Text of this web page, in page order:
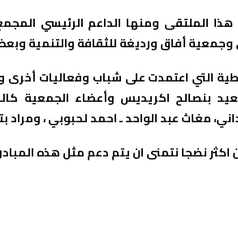
الملتقى ومنها الداعم الرئيسي
أفاق ورديغة للثقافة والتنمية
التي اعتمدت على شباب وفعاليات أخرى
بنصالح اكريديس وأعضاء الجمعية
مغاث عبد الواحد ـ احمد لحبوبي ، ومراد
نضجا نتمنى ان يتم دعم مثل هذه